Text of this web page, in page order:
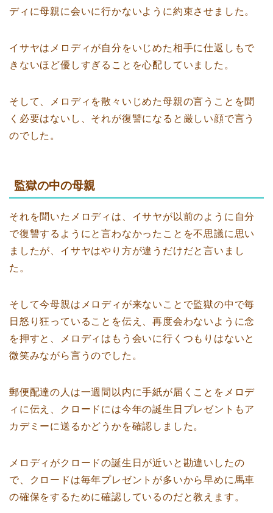
ディに母親に会いに行かないように約束させました。
イサヤはメロディが自分をいじめた相手に仕返しもで
きないほど優しすぎることを心配していました。
そして、メロディを散々いじめた母親の言うことを聞
く必要はないし、それが復讐になると厳しい顔で言う
のでした。
監獄の中の母親
それを聞いたメロディは、イサヤが以前のように自分
で復讐するようにと言わなかったことを不思議に思い
ましたが、イサヤはやり方が違うだけだと言いまし
た。
そして今母親はメロディが来ないことで監獄の中で毎
日怒り狂っていることを伝え、再度会わないように念
を押すと、メロディはもう会いに行くつもりはないと
微笑みながら言うのでした。
郵便配達の人は一週間以内に手紙が届くことをメロデ
ィに伝え、クロードには今年の誕生日プレゼントもア
カデミーに送るかどうかを確認しました。
メロディがクロードの誕生日が近いと勘違いしたの
で、クロードは毎年プレゼントが多いから早めに馬車
の確保をするために確認しているのだと教えます。